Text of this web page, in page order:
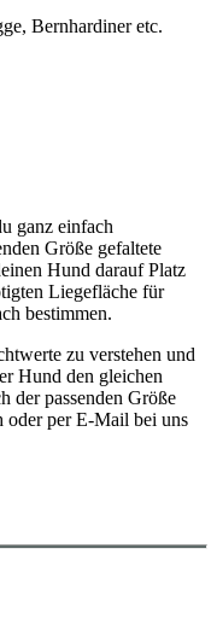
Bernhardiner etc.
ganz einfach
Größe gefaltete
Hund darauf Platz
Liegefläche für
bestimmen.
zu verstehen und
Hund den gleichen
der passenden Größe
oder per E-Mail bei uns